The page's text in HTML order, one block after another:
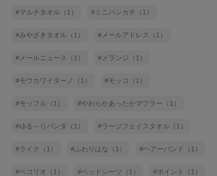
マルチタオル（1） ミニハンカチ（1）
みやざきタオル（1） メールアドレス（1）
メールニュース（1） メランジ（1）
モウカワイターノ（1） モッコ（1）
モッフル（1） やわらかあったかマフラー（1）
ゆる～りパンダ（1） ラージフェイスタオル（1）
ライク（1） ふわりはな（1） ヘアーバンド（1）
ペコリオ（1） ベッドシーツ（1） ポイント（1）